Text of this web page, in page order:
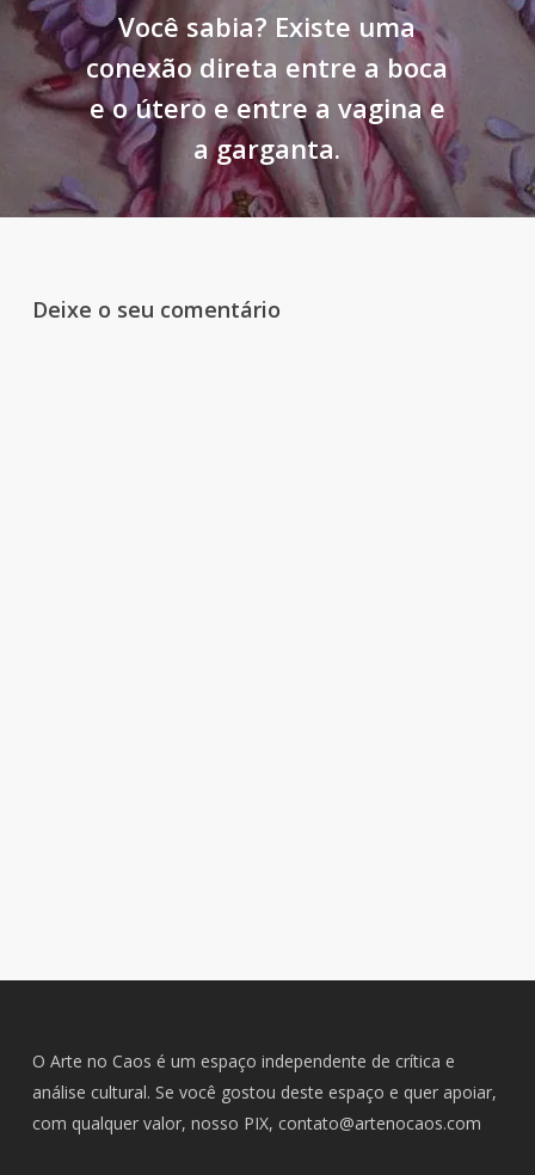
Você sabia? Existe uma
conexão direta entre a boca
e o útero e entre a vagina e
a garganta.
Deixe o seu comentário
O Arte no Caos é um espaço independente de crítica e
análise cultural. Se você gostou deste espaço e quer apoiar,
com qualquer valor, nosso PIX, contato@artenocaos.com